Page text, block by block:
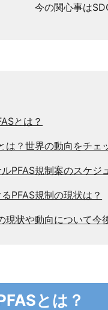
今の関心事は
とは？
は？世界の動向をチェ
PFAS規制案のスケジ
PFAS規制の現状は？
現状や動向について今
とは？